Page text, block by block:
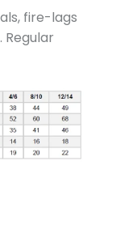
fire-lags